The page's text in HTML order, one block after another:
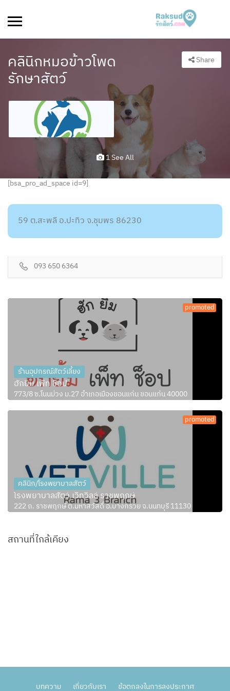
คลินิกหมอข้าวโพด
รักษาสัตว์
Share
1 See All
[bsa_pro_ad_space id=9]
59 ต.สะพลี อ.ปะทิว จ.ชุมพร 86230
093 650 6364
promoted
ร้านอุปกรณ์สัตว์เลี้ยง
ฮักยิ้ม เพ็ท ช็อป
773/8 ซ.โนนม่วง ม.27 อำเภอเมืองขอนแก่น ขอนแก่น 40000
promoted
คลินิก/โรงพยาบาลสัตว์
โรงพยาบาลสัตว์ เว็ทวิลล์ ราชพฤกษ์
222 ถ. ราชพฤกษ์ ต.มหาสวัสดิ์ อ.บางกรวย จ.นนทบุรี 11130
สถานที่ใกล้เคียง
บทความ เกี่ยวกับเรา ข้อตกลงในการลงประกาศ